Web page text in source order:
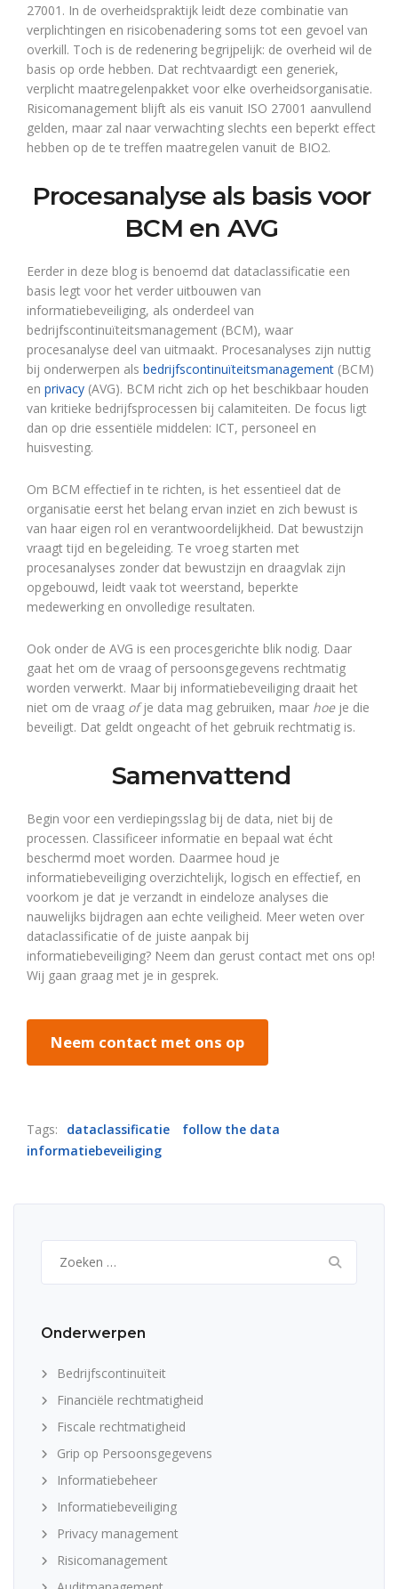
27001. In de overheidspraktijk leidt deze combinatie van
verplichtingen en risicobenadering soms tot een gevoel van
overkill. Toch is de redenering begrijpelijk: de overheid wil de
basis op orde hebben. Dat rechtvaardigt een generiek,
verplicht maatregelenpakket voor elke overheidsorganisatie.
Risicomanagement blijft als eis vanuit ISO 27001 aanvullend
gelden, maar zal naar verwachting slechts een beperkt effect
hebben op de te treffen maatregelen vanuit de BIO2.
Procesanalyse als basis voor
BCM en AVG
Eerder in deze blog is benoemd dat dataclassificatie een
basis legt voor het verder uitbouwen van
informatiebeveiliging, als onderdeel van
bedrijfscontinuïteitsmanagement (BCM), waar
procesanalyse deel van uitmaakt. Procesanalyses zijn nuttig
bij onderwerpen als bedrijfscontinuïteitsmanagement (BCM)
en privacy (AVG). BCM richt zich op het beschikbaar houden
van kritieke bedrijfsprocessen bij calamiteiten. De focus ligt
dan op drie essentiële middelen: ICT, personeel en
huisvesting.
Om BCM effectief in te richten, is het essentieel dat de
organisatie eerst het belang ervan inziet en zich bewust is
van haar eigen rol en verantwoordelijkheid. Dat bewustzijn
vraagt tijd en begeleiding. Te vroeg starten met
procesanalyses zonder dat bewustzijn en draagvlak zijn
opgebouwd, leidt vaak tot weerstand, beperkte
medewerking en onvolledige resultaten.
Ook onder de AVG is een procesgerichte blik nodig. Daar
gaat het om de vraag of persoonsgegevens rechtmatig
worden verwerkt. Maar bij informatiebeveiliging draait het
niet om de vraag ofje data mag gebruiken, maar hoeje die
beveiligt. Dat geldt ongeacht of het gebruik rechtmatig is.
Samenvattend
Begin voor een verdiepingsslag bij de data, niet bij de
processen. Classificeer informatie en bepaal wat écht
beschermd moet worden. Daarmee houd je
informatiebeveiliging overzichtelijk, logisch en effectief, en
voorkom je dat je verzandt in eindeloze analyses die
nauwelijks bijdragen aan echte veiligheid. Meer weten over
dataclassificatie of de juiste aanpak bij
informatiebeveiliging? Neem dan gerust contact met ons op!
Wij gaan graag met je in gesprek.
Neem contact met ons op
Tags: dataclassificatie
follow the data
informatiebeveiliging
naar:
Onderwerpen
Bedrijfscontinuïteit
Financiële rechtmatigheid
Fiscale rechtmatigheid
Grip op Persoonsgegevens
Informatiebeheer
Informatiebeveiliging
Privacy management
Risicomanagement